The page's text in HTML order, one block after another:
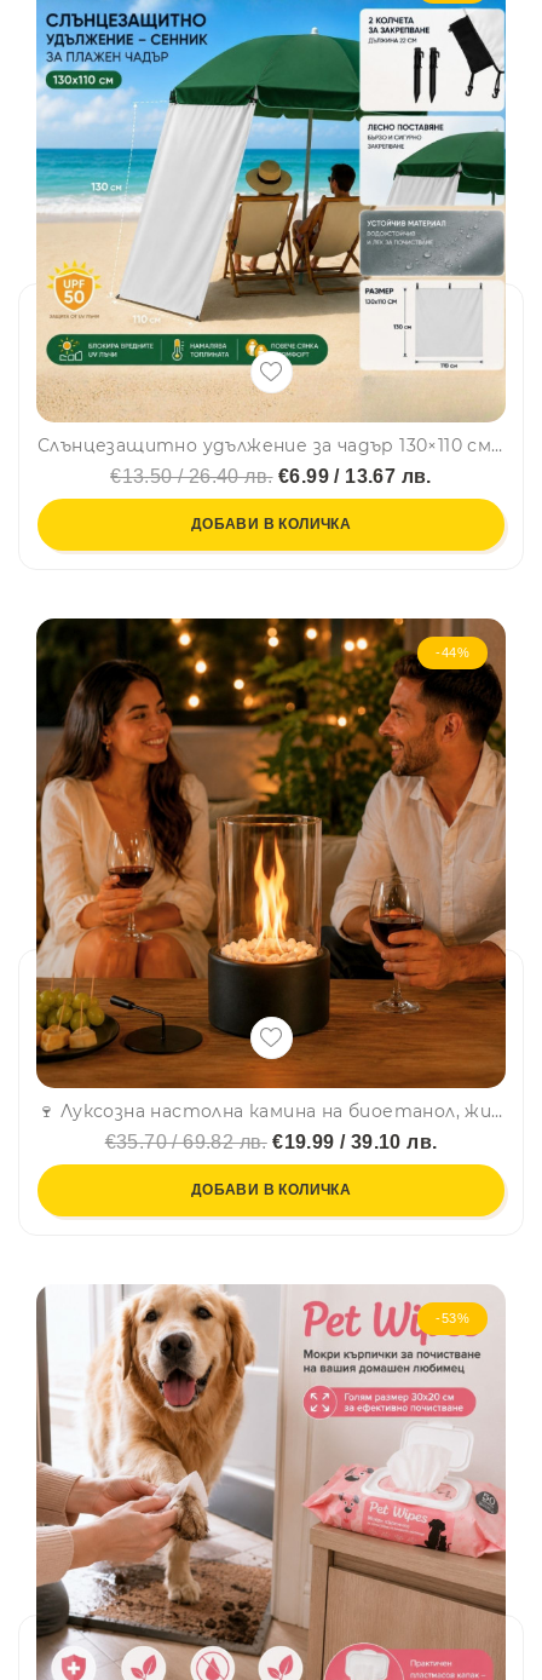
Слънцезащитно удължение за чадър 130×110 см с UPF50, за къмпинга и плажа, 2 бр. колчета за връзване на земята
€13.50 / 26.40 лв.€6.99 / 13.67 лв.
ДОБАВИ В КОЛИЧКА
-44%
🍷 Луксозна настолна камина на биоетанол, жив пламък, без миризми, за вътрешна и външна употреба, 21 см.
€35.70 / 69.82 лв.€19.99 / 39.10 лв.
ДОБАВИ В КОЛИЧКА
-53%